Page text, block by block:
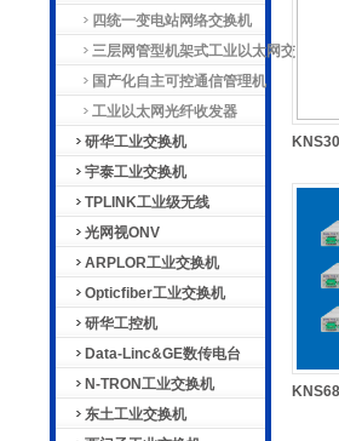
四统一变电站网络交换机
三层网管型机架式工业以太网交
换机国产化自主可控通信管理机
工业以太网光纤收发器
研华工业交换机
宇泰工业交换机
TPLINK工业级无线
光网视ONV
ARPLOR工业交换机
Opticfiber工业交换机
研华工控机
Data-Linc&GE数传电台
N-TRON工业交换机
东土工业交换机